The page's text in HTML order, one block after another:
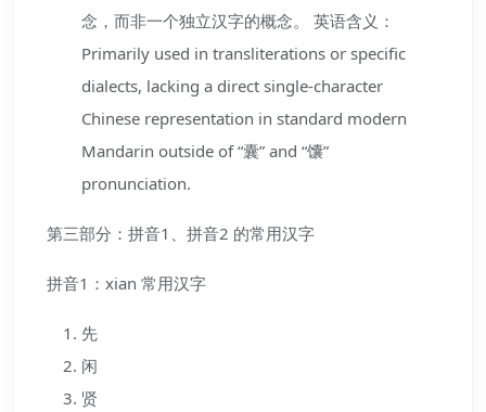
念，而非一个独立汉字的概念。 英语含义：
Primarily used in transliterations or specific
dialects, lacking a direct single-character
Chinese representation in standard modern
Mandarin outside of “囊” and “馕”
pronunciation.
第三部分：拼音1、拼音2 的常用汉字
拼音1：xian 常用汉字
先
闲
贤